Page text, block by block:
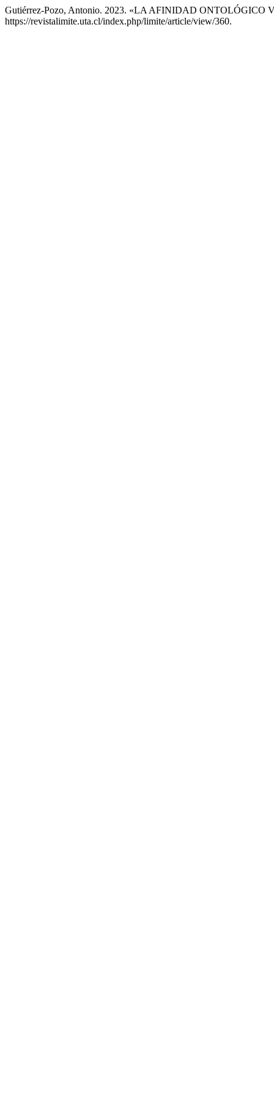
Gutiérrez-Pozo, Antonio. 2023. «LA AFINIDAD
https://revistalimite.uta.cl/index.php/limite/article/view/360.